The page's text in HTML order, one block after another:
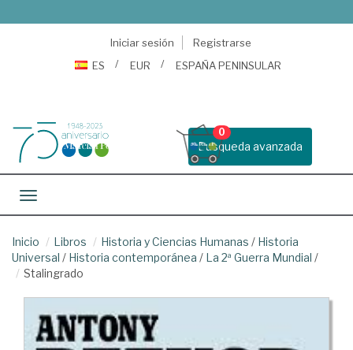
Iniciar sesión
Registrarse
ES
EUR ESPAÑA PENINSULAR
Busqueda avanzada
0
Toggle navigation
Inicio Libros Historia y Ciencias Humanas / Historia
Universal / Historia contemporánea / La 2ª Guerra Mundial /
Stalingrado